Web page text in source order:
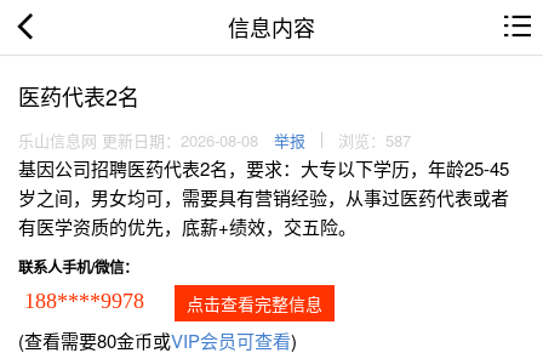
信息内容
医药代表2名
乐山信息网 更新日期：2026-08-08 举报 浏览：587
基因公司招聘医药代表2名，要求：大专以下学历，年龄25-45
岁之间，男女均可，需要具有营销经验，从事过医药代表或者
有医学资质的优先，底薪+绩效，交五险。
联系人手机/微信：
188****9978 点击查看完整信息
(查看需要80金币或VIP会员可查看)